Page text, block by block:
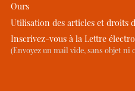
Ours
Utilisation des articles et droits
Inscrivez-vous à la Lettre
(Envoyez un mail vide, sans objet ni